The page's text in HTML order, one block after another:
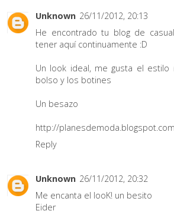
Unknown 26/11/2012, 20:13
He encontrado tu blog de
tener aquí continuamente :D
Un look ideal, me gusta el
bolso y los botines
Un besazo
http://
Reply
Unknown 26/11/2012, 20:32
Me encanta el looK! un besito
Eider